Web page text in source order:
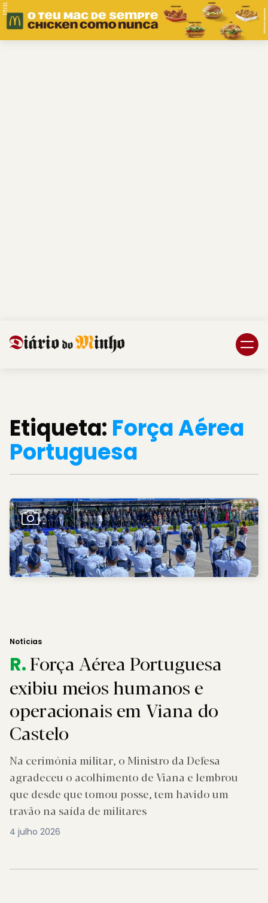
PUB.
Etiqueta: Força Aérea
Portuguesa
Notícias
R.Força Aérea Portuguesa
exibiu meios humanos e
operacionais em Viana do
Castelo
Na cerimónia militar, o Ministro da Defesa
agradeceu o acolhimento de Viana e lembrou
que desde que tomou posse, tem havido um
travão na saída de militares
4 julho 2026